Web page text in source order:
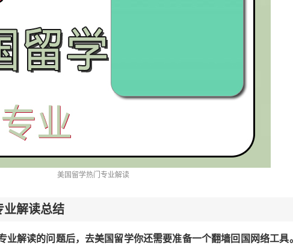
美国留学热门专业解读
业解读总结
业解读的问题后，去美国留学你还需要准备一个翻墙回国网络工具。